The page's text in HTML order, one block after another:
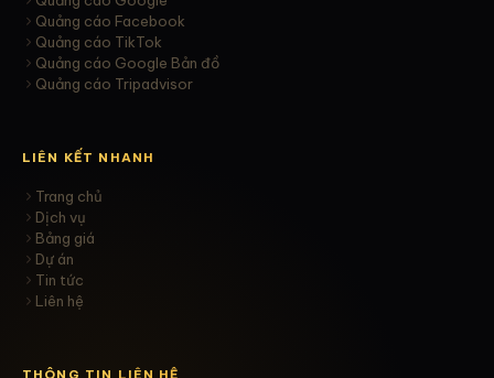
Quảng cáo Facebook
Quảng cáo TikTok
Quảng cáo Google Bản đồ
Quảng cáo Tripadvisor
LIÊN KẾT NHANH
Trang chủ
Dịch vụ
Bảng giá
Dự án
Tin tức
Liên hệ
THÔNG TIN LIÊN HỆ